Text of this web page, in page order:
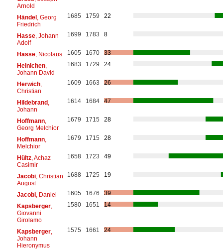
Arnold
Händel, Georg
Friedrich
1685 1759 22
Hasse, Johann
Adolf
1699 1783 8
Hasse, Nicolaus 1605 1670
33
Heinichen,
Johann David
1683 1729 24
Herwich,
Christian
1609 1663 26
Hildebrand,
Johann
1614 1684 47
Hoffmann,
Georg Melchior
1679 1715 28
Hoffmann,
Melchior
1679 1715 28
Hültz, Achaz
Casimir
1658 1723 49
Jacobi, Christian
August
1688 1725 19
Jacobi, Daniel 1605 1676
39
Kapsberger,
Giovanni
Girolamo
1580 1651 14
Kapsberger,
Johann
Hieronymus
1575 1661 24